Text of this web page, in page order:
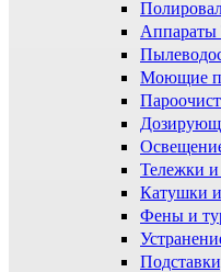
Аппараты
Моющие
Тележки и
Катушки
Фены и